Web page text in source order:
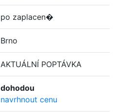
po zaplacen�
Brno
AKTUÁLNÍ POPTÁVKA
dohodou
navrhnout cenu